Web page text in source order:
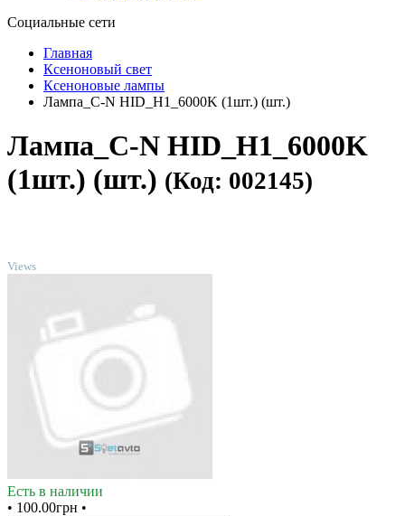
Социальные сети
Главная
Ксеноновый свет
Ксеноновые лампы
Лампа_C-N HID_H1_6000K (1шт.) (шт.)
Лампа_C-N HID_H1_6000K
(1шт.) (шт.) (Код: 002145)
Views
Есть в наличии
• 100.00грн •